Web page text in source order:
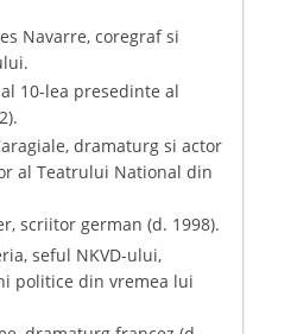
Navarre, coregraf si
al 10-lea presedinte al
dramaturg si actor
al Teatrului National din
scriitor german (d. 1998).
seful NKVD-ului,
politice din vremea lui